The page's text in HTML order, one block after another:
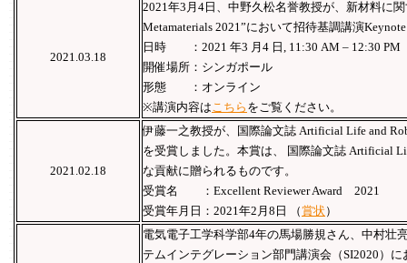
2021.03.18
2021年3月4日、中野久松名誉教授が、新材料に
Metamaterials 2021”において招待基調講演
日時 ：2021 年3 月4 日, 11:30 AM – 12:30 PM
開催場所：シンガポール
形態 ：オンライン
※講演内容はこちら をご覧ください。
2021.02.18
伊藤一之教授が、国際論文誌 Artificial Life and
を受賞しました。本賞は、 国際論文誌 Artificial
な貢献に贈られるものです。
受賞名 ：Excellent Reviewer Award 2021
受賞年月日：2021年2月8日 （賞状 ）
電気電子工学科学部4年の馬場勝規さん、中村壮
テムインテグレーション部門講演会（SI2020）